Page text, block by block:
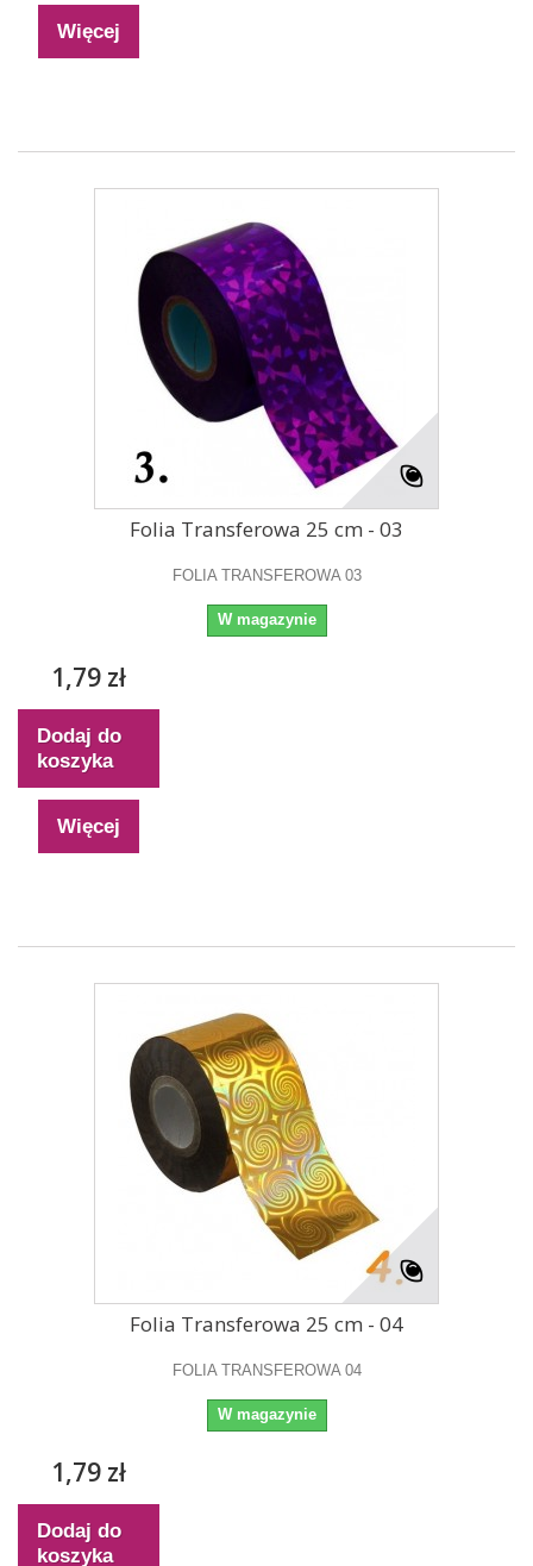
Więcej
Folia Transferowa 25 cm - 03
FOLIA TRANSFEROWA 03
W magazynie
1,79 zł
Dodaj do
koszyka
Więcej
Folia Transferowa 25 cm - 04
FOLIA TRANSFEROWA 04
W magazynie
1,79 zł
Dodaj do
koszyka